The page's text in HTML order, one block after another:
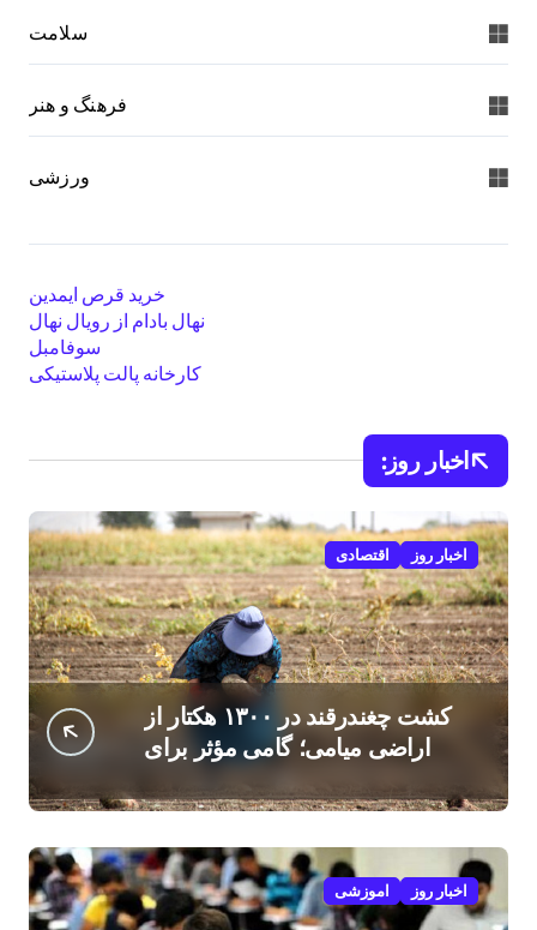
سلامت
فرهنگ و هنر
ورزشی
خرید قرص ایمدین
نهال بادام از رویال نهال
سوفامبل
کارخانه پالت پلاستیکی
اخبار روز:
اخبار روز اقتصادی
کشت چغندرقند در ۱۳۰۰ هکتار از
اراضی میامی؛ گامی مؤثر برای
افزایش درآمد کشاورزان
اخبار روز اموزشی